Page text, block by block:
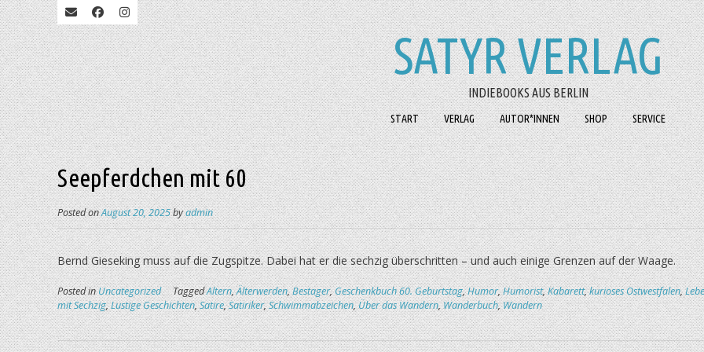
SATYR VERLAG
INDIEBOOKS AUS BERLIN
START VERLAG AUTOR*INNEN SHOP SERVICE
Seepferdchen mit 60
Posted onAugust 20, 2025byadmin
Bernd Gieseking muss auf die Zugspitze. Dabei hat er die sechzig überschritten – und auch einige Grenzen auf der Waage.
Posted inUncategorized TaggedAltern,Älterwerden,Bestager,Geschenkbuch 60. Geburtstag,Humor,Humorist,Kabarett,kurioses Ostwestfalen,
mit Sechzig,Lustige Geschichten,Satire,Satiriker,Schwimmabzeichen,Über das Wandern,Wanderbuch,Wandern